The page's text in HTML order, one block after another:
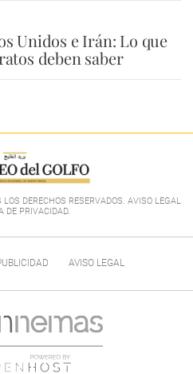
Unidos e Irán: Lo que
deben saber
DERECHOS RESERVADOS. AVISO LEGAL
DE PRIVACIDAD.
AVISO LEGAL